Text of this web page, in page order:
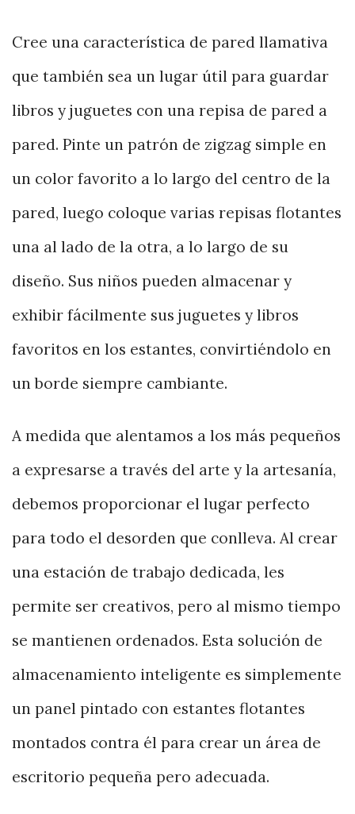
Cree una característica de pared llamativa
que también sea un lugar útil para guardar
libros y juguetes con una repisa de pared a
pared. Pinte un patrón de zigzag simple en
un color favorito a lo largo del centro de la
pared, luego coloque varias repisas flotantes
una al lado de la otra, a lo largo de su
diseño. Sus niños pueden almacenar y
exhibir fácilmente sus juguetes y libros
favoritos en los estantes, convirtiéndolo en
un borde siempre cambiante.
A medida que alentamos a los más pequeños
a expresarse a través del arte y la artesanía,
debemos proporcionar el lugar perfecto
para todo el desorden que conlleva. Al crear
una estación de trabajo dedicada, les
permite ser creativos, pero al mismo tiempo
se mantienen ordenados. Esta solución de
almacenamiento inteligente es simplemente
un panel pintado con estantes flotantes
montados contra él para crear un área de
escritorio pequeña pero adecuada.